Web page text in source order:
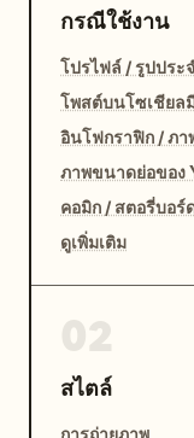
กรณีใช้งาน
โปรไฟล์ / รูปประ
โพสต์บนโซเชียล
อินโฟกราฟิก / ภา
ภาพขนาดย่อของ
คอมิก / สตอรี่บอร์
ดูเพิ่มเติม
สไตล์
การถ่ายภาพ